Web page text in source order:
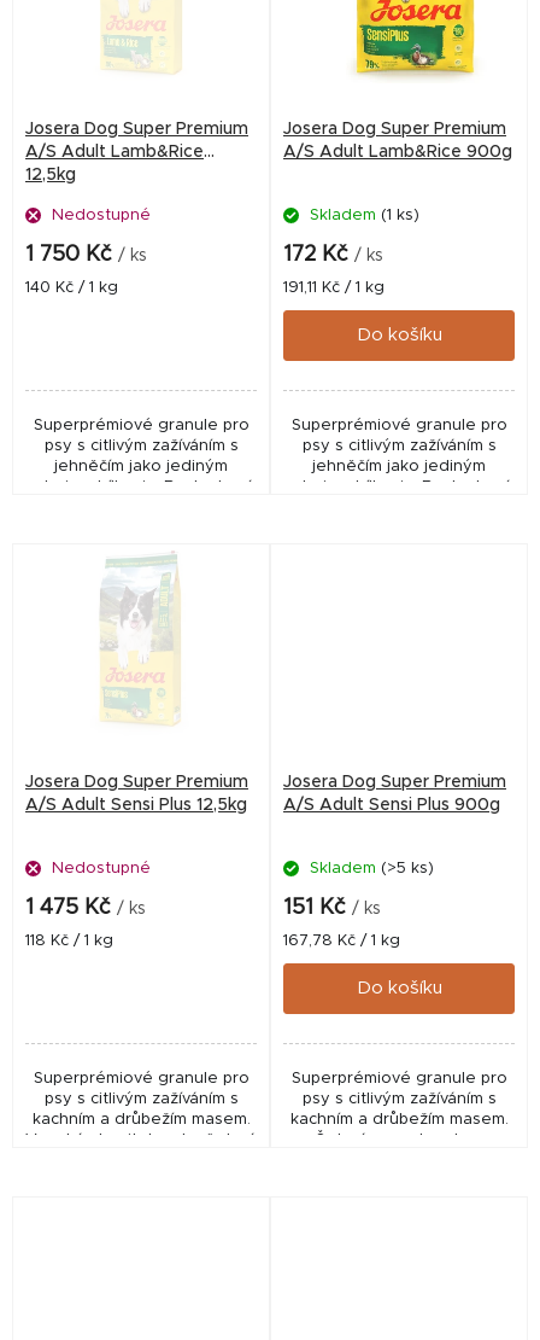
o
d
Josera Dog Super Premium
A/S Adult Lamb&Rice
12,5kg
Nedostupné
1 750 Kč / ks
Měrná
140 Kč / 1 kg
Superprémiové granule pro
psy s citlivým zažíváním s
jehněčím jako jediným
zdrojem bílkovin. Bezlepková
snášenlivost. Podpora...
Josera Dog Super Premium
A/S Adult Lamb&Rice 900g
Skladem (1 ks)
172 Kč / ks
Měrná
cena:
191,11 Kč / 1 kg
Do košíku
Superprémiové granule pro
psy s citlivým zažíváním s
jehněčím jako jediným
zdrojem bílkovin. Bezlepková
Josera Dog Super Premium
A/S Adult Sensi Plus 12,5kg
Nedostupné
1 475 Kč / ks
Měrná
118 Kč / 1 kg
Superprémiové granule pro
psy s citlivým zažíváním s
kachním a drůbežím masem.
Josera Dog Super Premium
A/S Adult Sensi Plus 900g
Skladem (>5 ks)
151 Kč / ks
Měrná
cena:
167,78 Kč / 1 kg
Do košíku
Superprémiové granule pro
psy s citlivým zažíváním s
kachním a drůbežím masem.